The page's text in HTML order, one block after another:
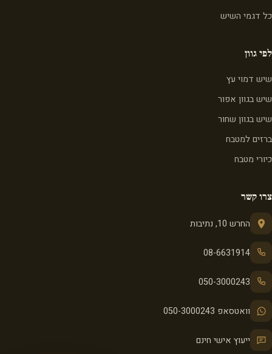
כל דגמי השיש
לפי גוון
שיש דמוי עץ
שיש בגוון אפור
שיש בגוון שחור
ברזים למטבח
כיורי מטבח
צרו קשר
החרש 10, נתיבות
08-6631914
050-3000243
וואטסאפ 050-3000243
ייעוץ אישי חינם